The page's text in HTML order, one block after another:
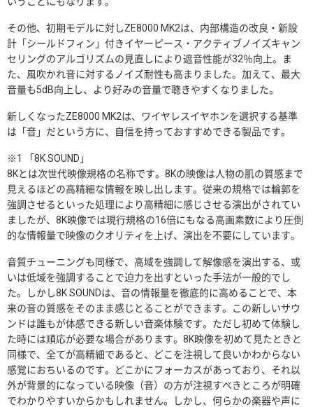
その他、初期モデルに対しZE8000 MK2は、内部構造の改良・新設
計「シールドフィン」付きイヤーピース・アクティブノイズキャン
セリングのアルゴリズムの見直しにより遮音性能が32％向上。ま
た、風吹かれ音に対するノイズ耐性も高まりました。加えて、最大
音量も5dB向上し、より好みの音量で聴きやすくなりました。
新しくなったZE8000 MK2は、ワイヤレスイヤホンを選択する基準
は「音」だという方に、自信を持っておすすめできる製品です。
※1 「8K SOUND」
8Kとは次世代映像規格の名称です。8Kの映像は人物の肌の質感まで
見えるほどの高精細な情報を映し出します。従来の規格では輪郭を
強調させるといった処理により高精細に感じさせる演出がされてい
ましたが、8K映像では現行規格の16倍にもなる高画素数により圧倒
的な情報量で映像のクオリティを上げ、演出を不要にしています。
音質チューニングも同様で、高域を強調して解像感を演出する、或
いは低域を強調することで迫力を出すといった手法が一般的でし
た。しかし8K SOUNDは、音の情報量を徹底的に高めることで、本
来の音の質感をそのまま感じとることができます。この新しいサウ
ンドは誰もが体感できる新しい音楽体験です。ただし初めて体験し
た時には順応が必要な場合があります。8K映像を初めて見たときと
同様で、全てが高精細であると、どこを注視して良いかわからない
感覚におちいるのです。どこかにフォーカスがあっており、それ以
外が背景的になっている映像（音）の方が注視すべきところが明確
でわかりやすいからかもしれません。しかし、何らかの楽器や声に